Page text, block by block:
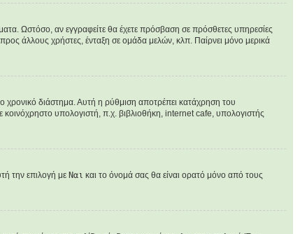
Ωστόσο, αν εγγραφείτε θα έχετε πρόσβαση σε πρόσθετες υπηρεσίες
άλλους χρήστες, ένταξη σε ομάδα μελών, κλπ. Παίρνει μόνο μερικά
διάστημα. Αυτή η ρύθμιση αποτρέπει κατάχρηση του
κοινόχρηστο υπολογιστή, π.χ. βιβλιοθήκη, internet cafe, υπολογιστής
την επιλογή με Ναι και το όνομά σας θα είναι ορατό μόνο από τους